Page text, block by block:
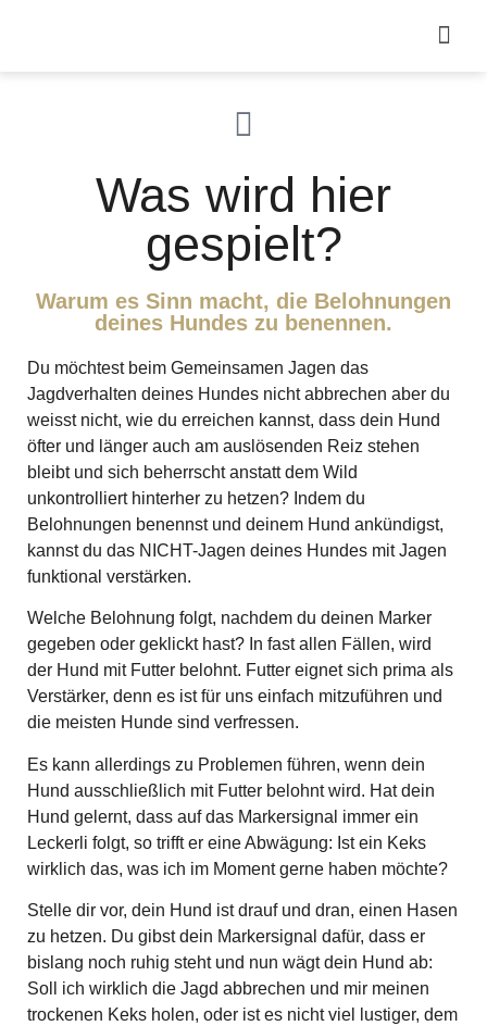
Was wird hier
gespielt?
Warum es Sinn macht, die Belohnungen
deines Hundes zu benennen.
Du möchtest beim Gemeinsamen Jagen das
Jagdverhalten deines Hundes nicht abbrechen aber du
weisst nicht, wie du erreichen kannst, dass dein Hund
öfter und länger auch am auslösenden Reiz stehen
bleibt und sich beherrscht anstatt dem Wild
unkontrolliert hinterher zu hetzen? Indem du
Belohnungen benennst und deinem Hund ankündigst,
kannst du das NICHT-Jagen deines Hundes mit Jagen
funktional verstärken.
Welche Belohnung folgt, nachdem du deinen Marker
gegeben oder geklickt hast? In fast allen Fällen, wird
der Hund mit Futter belohnt. Futter eignet sich prima als
Verstärker, denn es ist für uns einfach mitzuführen und
die meisten Hunde sind verfressen.
Es kann allerdings zu Problemen führen, wenn dein
Hund ausschließlich mit Futter belohnt wird. Hat dein
Hund gelernt, dass auf das Markersignal immer ein
Leckerli folgt, so trifft er eine Abwägung: Ist ein Keks
wirklich das, was ich im Moment gerne haben möchte?
Stelle dir vor, dein Hund ist drauf und dran, einen Hasen
zu hetzen. Du gibst dein Markersignal dafür, dass er
bislang noch ruhig steht und nun wägt dein Hund ab:
Soll ich wirklich die Jagd abbrechen und mir meinen
trockenen Keks holen, oder ist es nicht viel lustiger, dem